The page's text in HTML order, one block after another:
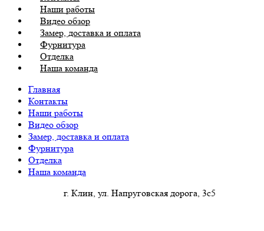
Наши работы
Видео обзор
Замер, доставка и оплата
Фурнитура
Отделка
Наша команда
Главная
Контакты
Наши работы
Видео обзор
Замер, доставка и оплата
Фурнитура
Отделка
Наша команда
г. Клин, ул. Напруговская дорога, 3с5